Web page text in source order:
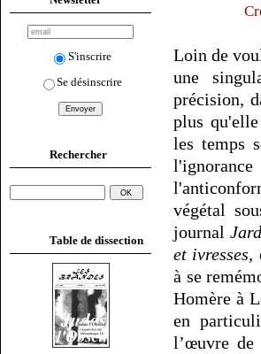
S'inscrire
Se désinscrire
Rechercher
Table de dissection
Loin de
une
précision,
plus
les temps
végétal
journal
et ivresses,
à se
Homère à
en
l’œuvre de